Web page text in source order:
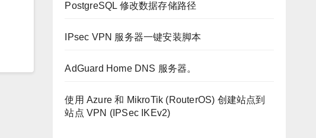
PostgreSQL 修改数据存储路径
IPsec VPN 服务器一键安装脚本
AdGuard Home DNS 服务器。
使用 Azure 和 MikroTik (RouterOS) 创建站点到
站点 VPN (IPSec IKEv2)